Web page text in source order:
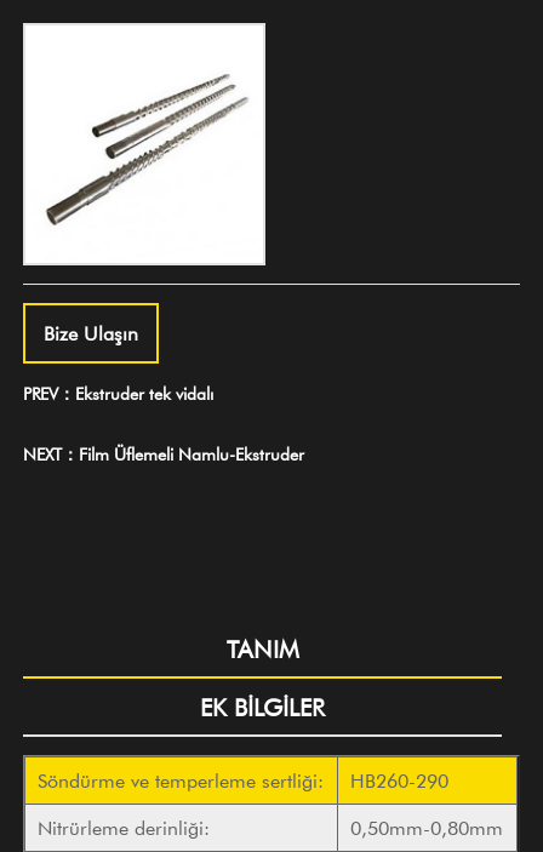
Bize Ulaşın
PREV：Ekstruder tek vidalı
NEXT：Film Üflemeli Namlu-Ekstruder
TANIM
EK BİLGİLER
Söndürme ve temperleme sertliği:
HB260-290
Nitrürleme derinliği:
0,50mm-0,80mm